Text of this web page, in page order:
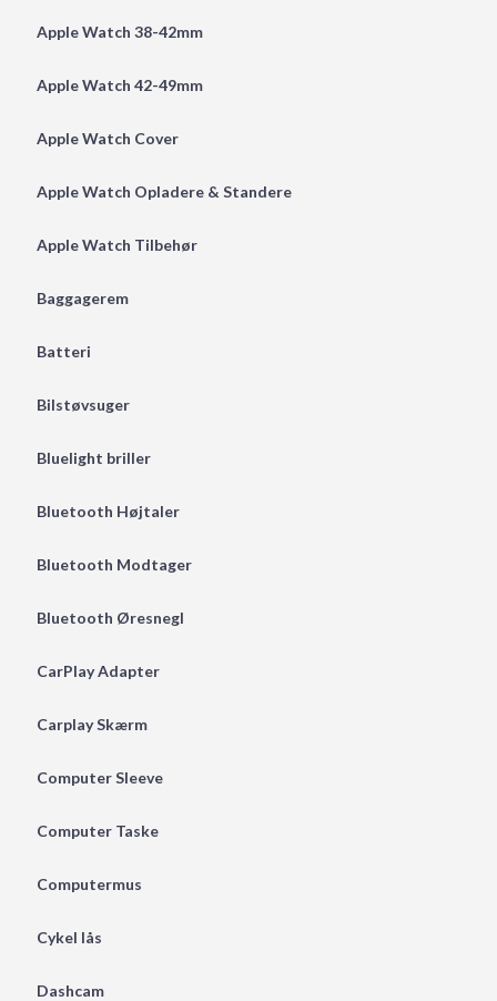
Apple Watch 38-42mm
Apple Watch 42-49mm
Apple Watch Cover
Apple Watch Opladere & Standere
Apple Watch Tilbehør
Baggagerem
Batteri
Bilstøvsuger
Bluelight briller
Bluetooth Højtaler
Bluetooth Modtager
Bluetooth Øresnegl
CarPlay Adapter
Carplay Skærm
Computer Sleeve
Computer Taske
Computermus
Cykel lås
Dashcam